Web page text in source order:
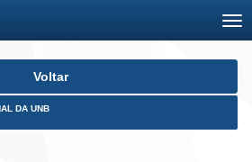
Voltar
DA UNB